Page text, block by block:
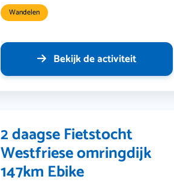
Wandelen
Bekijk de activiteit
2 daagse Fietstocht
Westfriese omringdijk
147km Ebike